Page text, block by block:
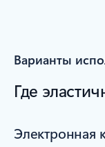
Варианты
Где
Электронная